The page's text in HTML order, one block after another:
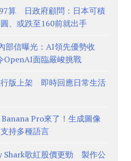
算 日政府顧問：日本可積
、或跌至160前就出手
部信曝光：AI領先優勢收
面臨嚴峻挑戰
行版上架 即時回應日常生活
Pro來了！生成圖像
持多種語言
Shark歌紅股價更勁 製作公